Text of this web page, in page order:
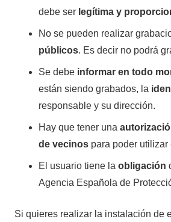
debe ser legítima y
No se pueden realizar
públicos. Es decir no podrá
Se debe informar en todo
están siendo grabados, la
responsable y su dirección.
Hay que tener una
de vecinos para poder
El usuario tiene la obligación
Agencia Española de
Si quieres realizar la instalación de